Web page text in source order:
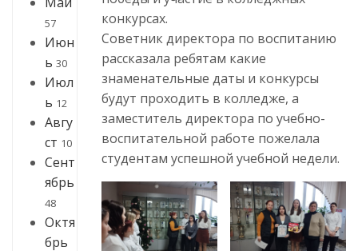
57
Июн
ь 30
Июл
ь 12
Авгу
ст 10
Сент
ябрь
48
Октя
брь
конкурсах.
Советник директора по воспитанию
рассказала ребятам какие
знаменательные даты и конкурсы
будут проходить в колледже, а
заместитель директора по учебно-
воспитательной работе пожелала
студентам успешной учебной недели.